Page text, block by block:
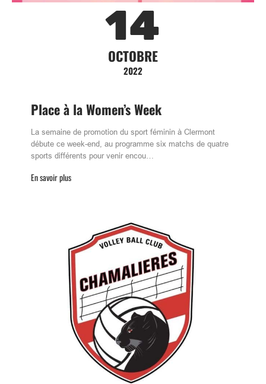
14
OCTOBRE
2022
Place à la Women’s Week
La semaine de promotion du sport féminin à Clermont
débute ce week-end, au programme six matchs de quatre
sports différents pour venir encou…
En savoir plus